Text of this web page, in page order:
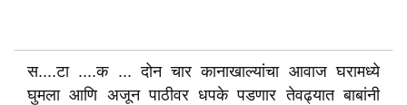
स....टा ....क ... दोन चार कानाखाल्यांचा आवाज घरामध्ये
घुमला आणि अजून पाठीवर धपके पडणार तेवढ्यात बाबांनी